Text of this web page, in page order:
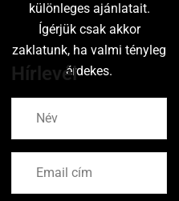
különleges ajánlatait.
Ígérjük csak akkor
zaklatunk, ha valmi tényleg
érdekes.
Hírlevél